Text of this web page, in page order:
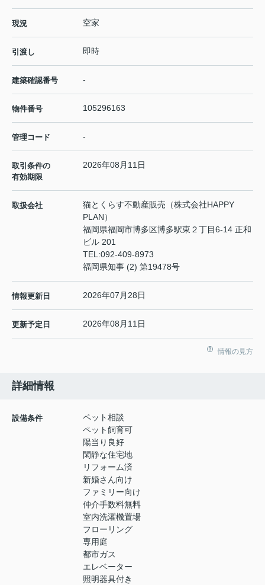
現況 空家
引渡し 即時
建築確認番号 -
物件番号 105296163
管理コード -
取引条件の
有効期限
2026年08月11日
取扱会社
猫とくらす不動産販売（株式会社HAPPY
PLAN）
福岡県福岡市博多区博多駅東２丁目6-14 正和
ビル 201
TEL:092-409-8973
福岡県知事 (2) 第19478号
情報更新日 2026年07月28日
更新予定日 2026年08月11日
情報の見方
詳細情報
設備条件
ペット相談
ペット飼育可
陽当り良好
閑静な住宅地
リフォーム済
新婚さん向け
ファミリー向け
仲介手数料無料
室内洗濯機置場
フローリング
専用庭
都市ガス
エレベーター
照明器具付き